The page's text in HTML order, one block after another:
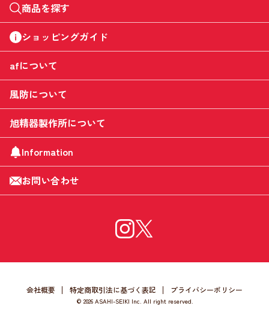
商品を探す
ショッピングガイド
afについて
風防について
旭精器製作所について
Information
お問い合わせ
会社概要 特定商取引法に基づく表記 プライバシーポリシー
© 2026 ASAHI-SEIKI Inc. All right reserved.